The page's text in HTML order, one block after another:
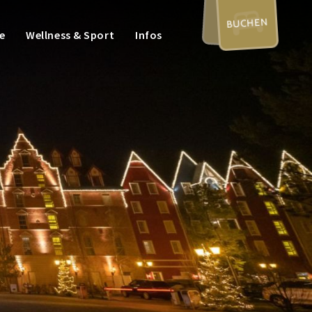
Wellness & Sport Infos
BUCHEN